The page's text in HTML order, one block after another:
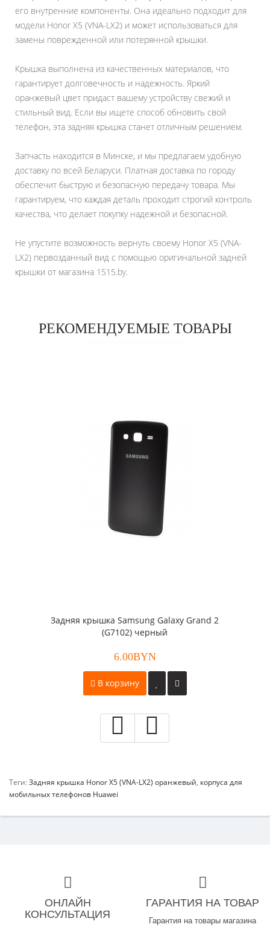
его внутренние компоненты. Она идеально подходит для
модели Honor X5 (VNA-LX2) и может использоваться для
замены поврежденной или потерянной крышки.
Крышка выполнена из качественных материалов, что
гарантирует долговечность и надежность. Яркий
оранжевый цвет придаст вашему устройству свежий и
стильный вид. Если вы ищете способ обновить свой
телефон, эта задняя крышка станет отличным решением.
Запчасть находится в Минске, и мы предлагаем удобную
доставку по всей Беларуси. Платная доставка по городу
обеспечит быструю и безопасную передачу товара. Мы
гарантируем, что каждая деталь проходит строгий контроль
качества, что делает покупку надежной и безопасной.
Не упустите возможность вернуть своему Honor X5 (VNA-
LX2) первозданный вид с помощью оригинальной задней
крышки от магазина 1515.by.
РЕКОМЕНДУЕМЫЕ ТОВАРЫ
Задняя крышка Samsung Galaxy Grand 2
(G7102) черный
6.00BYN
В корзину
Теги:Задняя крышка Honor X5 (VNA-LX2) оранжевый, корпуса для
мобильных телефонов Huawei
ОНЛАЙН
КОНСУЛЬТАЦИЯ
ГАРАНТИЯ НА ТОВАР
Гарантия на товары магазина